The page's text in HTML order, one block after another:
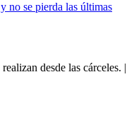
no se pierda las últimas
desde las cárceles. |